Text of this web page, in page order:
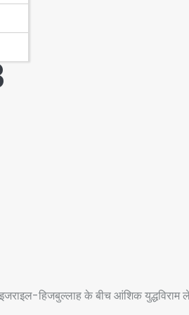
हिजबुल्लाह के बीच आंशिक युद्धविराम